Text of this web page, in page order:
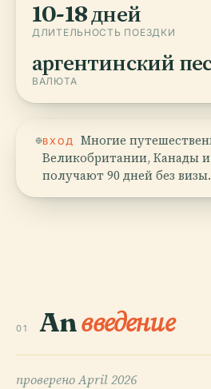
10-18 дней
ДЛИТЕЛЬНОСТЬ ПОЕЗДКИ
аргентинский
ВАЛЮТА
ВХОД
Многие
Великобритании, Канады
получают 90 дней без визы.
01 Anвведение
провереноApril 2026